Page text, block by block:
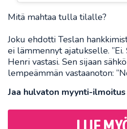
Mitä mahtaa tulla tilalle?
Joku ehdotti Teslan
ei lämmennyt ajatukselle. ”Ei.
Henri vastasi. Sen sijaan
lempeämmän vastaanoton:
Jaa hulvaton myynti-